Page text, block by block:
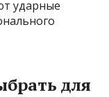
ударные
для